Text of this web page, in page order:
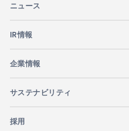
ニュース
IR情報
企業情報
サステナビリティ
採用